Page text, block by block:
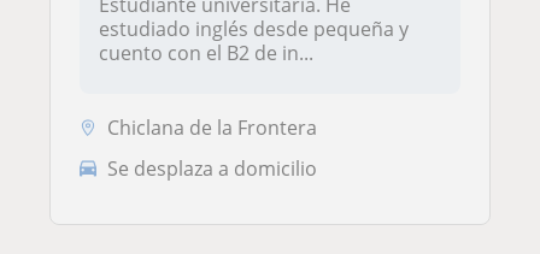
Estudiante universitaria. He
estudiado inglés desde pequeña y
cuento con el B2 de in...
Chiclana de la Frontera
Se desplaza a domicilio